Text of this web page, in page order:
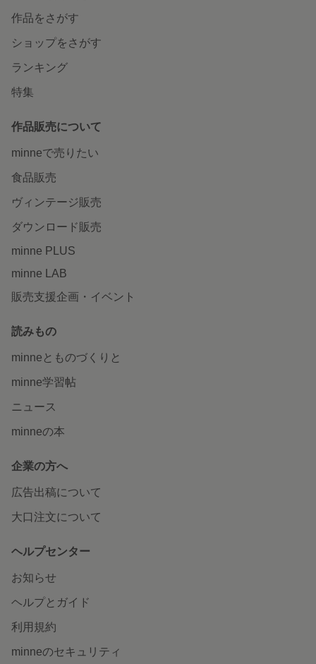
作品をさがす
ショップをさがす
ランキング
特集
作品販売について
minneで売りたい
食品販売
ヴィンテージ販売
ダウンロード販売
minne PLUS
minne LAB
販売支援企画・イベント
読みもの
minneとものづくりと
minne学習帖
ニュース
minneの本
企業の方へ
広告出稿について
大口注文について
ヘルプセンター
お知らせ
ヘルプとガイド
利用規約
minneのセキュリティ